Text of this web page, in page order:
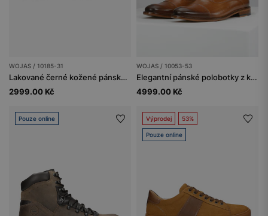
WOJAS / 10185-31
Lakované černé kožené pánské elegantní boty s podpatkem
2999.00 Kč
WOJAS / 10053-53
Elegantní pánské polobotky z kvalitní lícové kůže
4999.00 Kč
Pouze online Výprodej 53%
Pouze online